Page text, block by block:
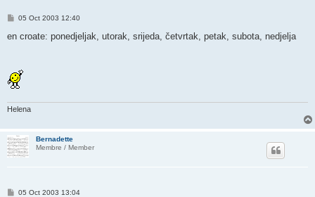
P
s
05 Oct 2003 12:40
en croate: ponedjeljak, utorak, srijeda, četvrtak, petak, subota, nedjelja
Helena
Bernadette
Membre / Member
P05 Oct 2003 13:04